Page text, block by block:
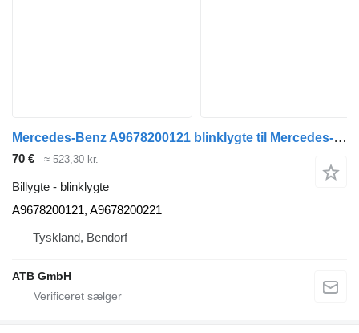
Mercedes-Benz A9678200121 blinklygte til Mercedes-Benz Atego lastbil
70 € ≈ 523,30 kr.
Billygte - blinklygte
A9678200121, A9678200221
Tyskland, Bendorf
ATB GmbH